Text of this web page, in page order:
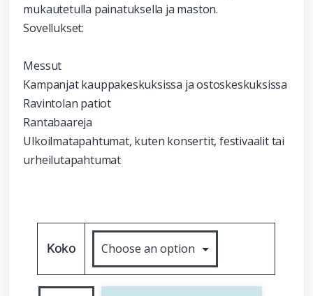
mukautetulla painatuksella ja maston.
Sovellukset:
Messut
Kampanjat kauppakeskuksissa ja ostoskeskuksissa
Ravintolan patiot
Rantabaareja
Ulkoilmatapahtumat, kuten konsertit, festivaalit tai
urheilutapahtumat
Koko